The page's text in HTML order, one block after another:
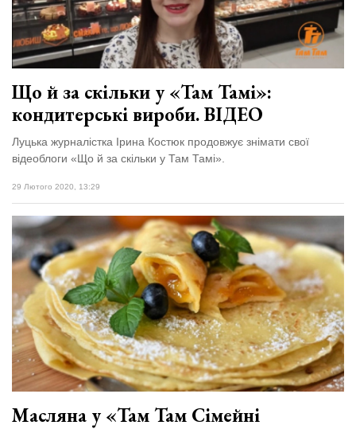
Що й за скільки у «Там Тамі»:
кондитерські вироби. ВІДЕО
Луцька журналістка Ірина Костюк продовжує знімати свої
відеоблоги «Що й за скільки у Там Тамі».
29 Лютого 2020, 13:29
Масляна у «Там Там Сімейні